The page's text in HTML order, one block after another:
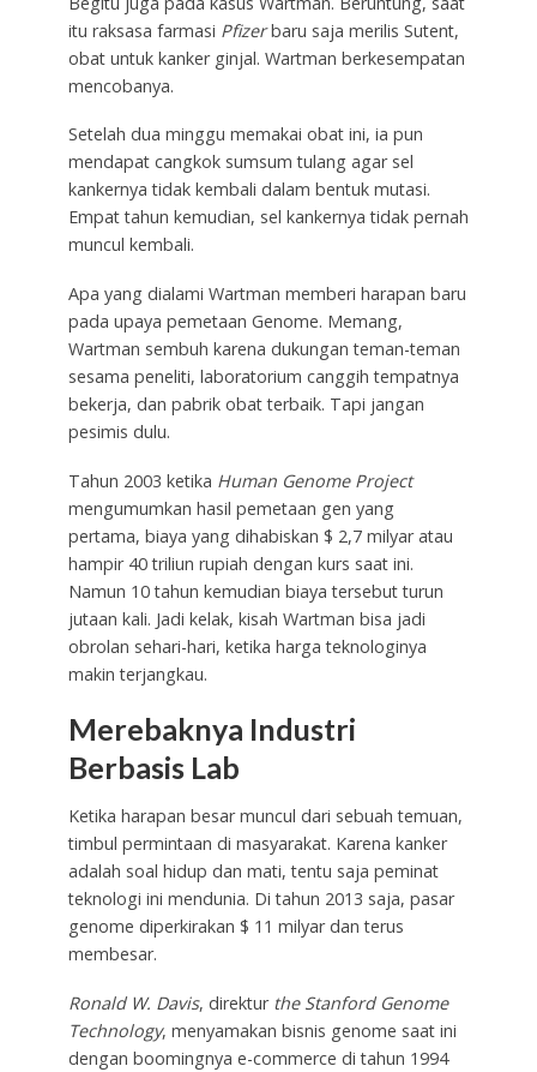
itu raksasa farmasi Pfizerbaru saja merilis Sutent,
obat untuk kanker ginjal. Wartman berkesempatan
mencobanya.
Setelah dua minggu memakai obat ini, ia pun
mendapat cangkok sumsum tulang agar sel
kankernya tidak kembali dalam bentuk mutasi.
Empat tahun kemudian, sel kankernya tidak pernah
muncul kembali.
Apa yang dialami Wartman memberi harapan baru
pada upaya pemetaan Genome. Memang,
Wartman sembuh karena dukungan teman-teman
sesama peneliti, laboratorium canggih tempatnya
bekerja, dan pabrik obat terbaik. Tapi jangan
pesimis dulu.
Tahun 2003 ketika Human Genome Project
mengumumkan hasil pemetaan gen yang
pertama, biaya yang dihabiskan $ 2,7 milyar atau
hampir 40 triliun rupiah dengan kurs saat ini.
Namun 10 tahun kemudian biaya tersebut turun
jutaan kali. Jadi kelak, kisah Wartman bisa jadi
obrolan sehari-hari, ketika harga teknologinya
makin terjangkau.
Merebaknya Industri
Berbasis Lab
Ketika harapan besar muncul dari sebuah temuan,
timbul permintaan di masyarakat. Karena kanker
adalah soal hidup dan mati, tentu saja peminat
teknologi ini mendunia. Di tahun 2013 saja, pasar
genome diperkirakan $ 11 milyar dan terus
membesar.
Ronald W. Davis, direktur the Stanford Genome
Technology, menyamakan bisnis genome saat ini
dengan boomingnya e-commerce di tahun 1994